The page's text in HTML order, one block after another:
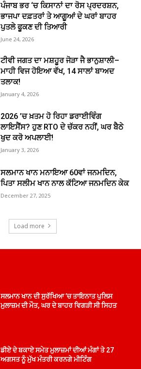
ਪੰਜਾਬ ਭਰ ‘ਚ ਕਿਸਾਨਾਂ ਦਾ ਰੋਸ ਪ੍ਰਦਰਸ਼ਨ,
ਭਾਜਪਾ ਦਫ਼ਤਰਾਂ ਤੇ ਆਗੂਆਂ ਦੇ ਘਰਾਂ ਬਾਹਰ
ਪੁਤਲੇ ਫੂਕਣ ਦੀ ਤਿਆਰੀ
June 24, 2026
ਟੀਵੀ ਜਗਤ ਦਾ ਮਸ਼ਹੂਰ ਜੋੜਾ ਜੈ ਭਾਨੁਸ਼ਾਲੀ–
ਮਾਹੀ ਵਿਜ ਹੋਇਆ ਵੱਖ, 14 ਸਾਲਾਂ ਬਾਅਦ
ਤਲਾਕ!
January 4, 2026
2026 ’ਚ ਖ਼ਤਮ ਹੋ ਰਿਹਾ ਡਰਾਈਵਿੰਗ
ਲਾਇਸੈਂਸ? ਹੁਣ RTO ਦੇ ਚੱਕਰ ਨਹੀਂ, ਘਰ ਬੈਠੇ
ਖੁਦ ਕਰੋ ਅਪਲਾਈ!
January 3, 2026
ਸਲਮਾਨ ਖਾਨ ਮਨਾਇਆ 60ਵਾਂ ਜਨਮਦਿਨ,
ਪਿਤਾ ਸਲੀਮ ਖਾਨ ਨਾਲ ਕੱਟਿਆ ਜਨਮਦਿਨ ਕੇਕ
December 27, 2025
Load more
ਸਲਮਾਨ ਖਾਨ ਦੀ ਸੁਰੱਖਿਆ ’ਚ ਤਾਇਨਾਤ ਪੁਲਿਸ
ਮੁਲਾਜ਼ਮ ਦੀ ਮੌਤ, ਘਰ ਦੇ ਬਾਹਰ ਵਿਗੜੀ ਸੀ ਸਿਹਤ
ਡੀਏ ਦੇ ਬਕਾਏ ਸਮੇਤ ਮੁਲਾਜ਼ਮਾਂ ਦੀਆਂ ਮੰਗਾਂ ਤੇ 27
ਅਗਸਤ ਨੂੰ ਮੁੱਖ ਮੰਤਰੀ ਕਰਨਗੇ ਮੀਟਿੰਗ